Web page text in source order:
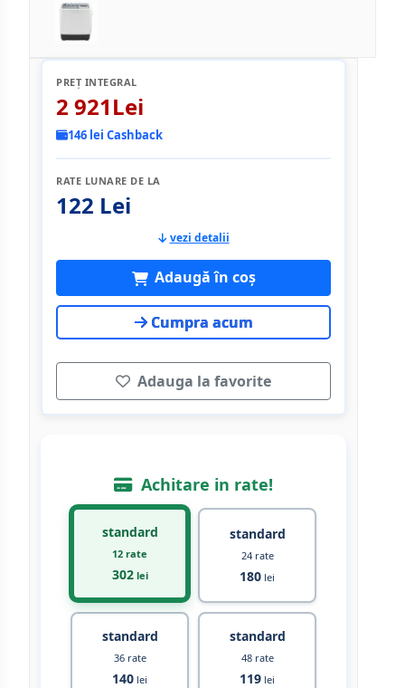
PREȚ INTEGRAL
2 921Lei
146 lei Cashback
RATE LUNARE DE LA
122 Lei
vezi detalii
Adaugă în coș
Cumpra acum
Adauga la favorite
Achitare in rate!
standard
12 rate
302lei
standard
24 rate
180 lei
standard
36 rate
140 lei
standard
48 rate
119 lei